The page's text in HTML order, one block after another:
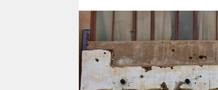
nord
wahrheit
verlag
verlag